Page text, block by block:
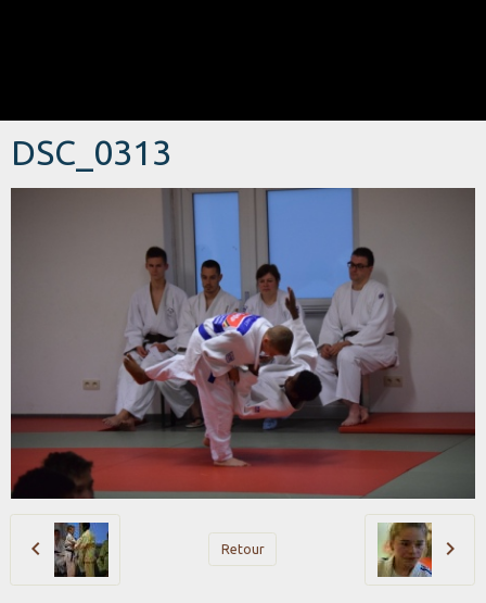
DSC_0313
Retour